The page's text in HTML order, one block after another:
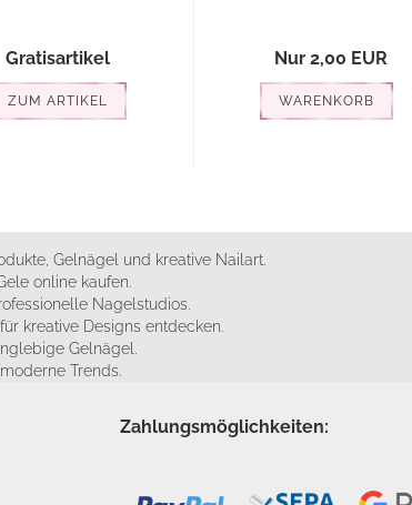
Gratisartikel
ZUM ARTIKEL
Nur 2,00 EUR
WARENKORB
Gelnägel und kreative Nailart.
online kaufen.
Nagelstudios.
kreative Designs entdecken.
Gelnägel.
Trends.
Zahlungsmöglichkeiten: